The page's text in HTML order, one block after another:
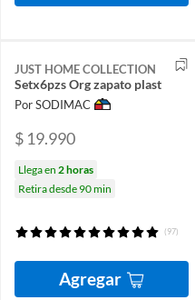
JUST HOME COLLECTION
Setx6pzs Org zapato plast
Por SODIMAC
$ 19.990
Llega en 2 horas
Retira desde 90 min
(97)
Agregar